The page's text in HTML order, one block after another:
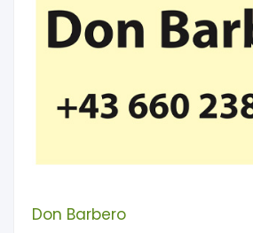
Don Barbero